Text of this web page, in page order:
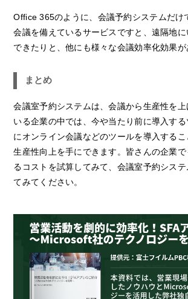
Office 365のように、会議予約システムだけ
会議を備えているサービスですと、遠隔地
できたりと、他にも様々な会議効率化効果が
まとめ
会議室予約システムは、会議から生産性を
いる企業の中では、今や当たり前に導入す
にオンライン会議などのツールを導入する
生産性向上を手にできます。皆さんの企業
るコストを試算してみて、会議室予約シス
てみてください。